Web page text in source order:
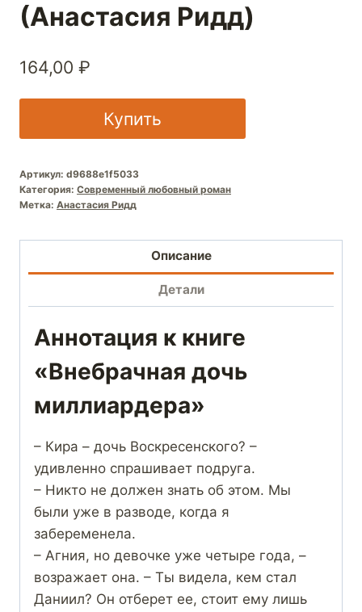
(Анастасия Ридд)
164,00 ₽
Купить
Артикул: d9688e1f5033
Категория: Современный любовный роман
Метка: Анастасия Ридд
Описание
Детали
Аннотация к книге
«Внебрачная дочь
миллиардера»
– Кира – дочь Воскресенского? –
удивленно спрашивает подруга.
– Никто не должен знать об этом. Мы
были уже в разводе, когда я
забеременела.
– Агния, но девочке уже четыре года, –
возражает она. – Ты видела, кем стал
Даниил? Он отберет ее, стоит ему лишь